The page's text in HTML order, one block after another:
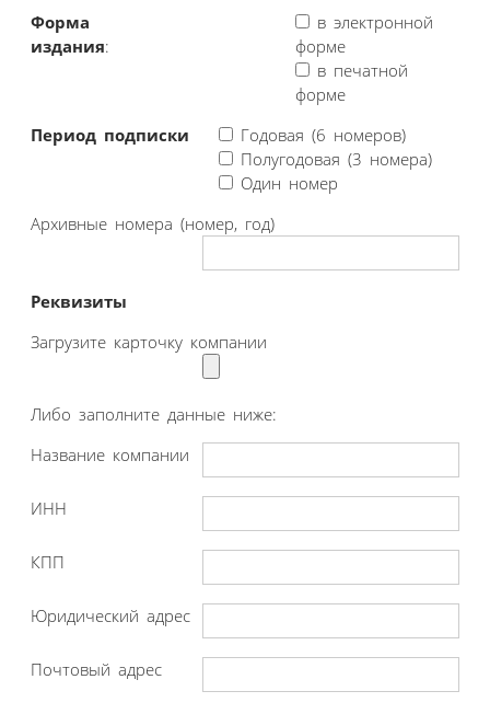
Форма
издания:
в электронной
форме
в печатной
форме
Период подписки
Годовая (6 номеров)
Полугодовая (3 номера)
Один номер
Архивные номера (номер, год)
Реквизиты
Загрузите карточку компании
Либо заполните данные ниже:
Название компании
ИНН
КПП
Юридический адрес
Почтовый адрес